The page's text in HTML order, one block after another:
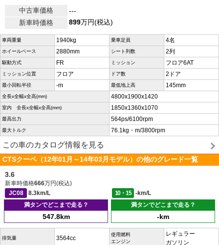
中古車価格
---
新車時価格
899万円(税込)
車両重量 1940kg 乗車定員 4名
ホイールベース 2880mm シート列数 2列
駆動方式 FR ミッション フロア6AT
ミッション位置 フロア ドア数 2ドア
最小回転半径 -m 最低地上高 145mm
全長x全幅x全高(mm) 4800x1900x1420
室内 全長x全幅x全高(mm) 1850x1360x1070
最高出力 564ps/6100rpm
最大トルク 76.1kg・m/3800rpm
この車のカタログ情報を見る
CTSクーペ（12年01月～14年03月モデル）の他のグレード一覧
3.6
新車時価格666万円(税込)
JC08
8.3km/L 10・15
-km/L
満タンでどこまで走る？
547.8km
満タンでどこまで走る？
-km
排気量 3564cc
使用燃料
エンジン
レギュラー
ガソリン